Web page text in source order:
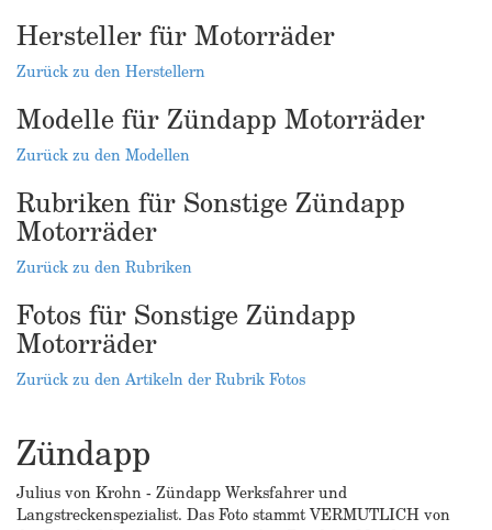
Hersteller für Motorräder
Zurück zu den Herstellern
Modelle für Zündapp Motorräder
Zurück zu den Modellen
Rubriken für Sonstige Zündapp
Motorräder
Zurück zu den Rubriken
Fotos für Sonstige Zündapp
Motorräder
Zurück zu den Artikeln der Rubrik Fotos
Zündapp
Julius von Krohn - Zündapp Werksfahrer und
Langstreckenspezialist. Das Foto stammt VERMUTLICH von